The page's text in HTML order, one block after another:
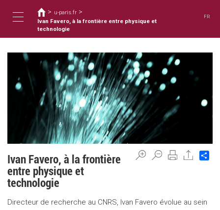
main
Toggle
navigation
You
are
here
> u-paris.fr >
Ivan Favero, à la frontière entre physique et
technologie
FR
Ivan Favero, à la frontière
entre physique et
technologie
Directeur de recherche au CNRS, Ivan Favero évolue au sein